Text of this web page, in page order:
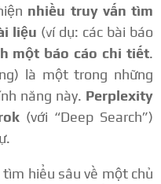
nhiều truy vấn tìm
liệu (ví dụ: các bài báo
một báo cáo chi tiết.
là một trong những
năng này. Perplexity
(với “Deep Search”)
hiểu sâu về một chủ